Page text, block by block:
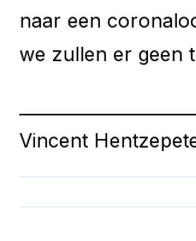
naar een
we zullen er geen
Vincent